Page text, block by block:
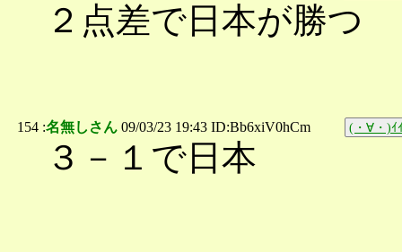
２点差で日本が勝つ
154 :名無しさん 09/03/23 19:43 ID:Bb6xiV0hCm (・∀・)ｲ
３－１で日本